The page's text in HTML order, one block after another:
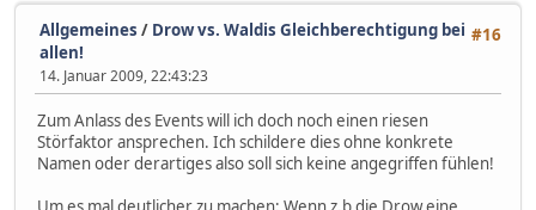
#16
Allgemeines / Drow vs. Waldis Gleichberechtigung bei
allen!
14. Januar 2009, 22:43:23
Zum Anlass des Events will ich doch noch einen riesen
Störfaktor ansprechen. Ich schildere dies ohne konkrete
Namen oder derartiges also soll sich keine angegriffen fühlen!